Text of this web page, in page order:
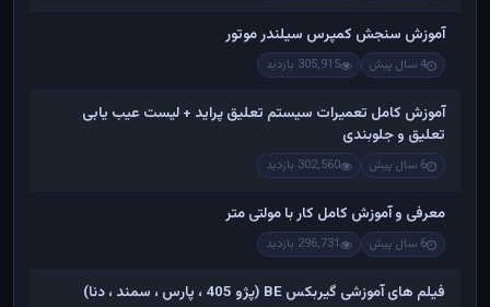
آموزش سنجش کمپرس سیلندر موتور
4 سال پیش 305,915 بازدید
آموزش کامل تعمیرات سیستم تعلیق پراید + لیست عیب یابی
تعلیق و جلوبندی
6 سال پیش 302,560 بازدید
معرفی و آموزش کامل کار با مولتی متر
6 سال پیش 296,731 بازدید
فیلم های آموزشی گیربکس BE (پژو 405 ، پارس ، سمند ، دنا)